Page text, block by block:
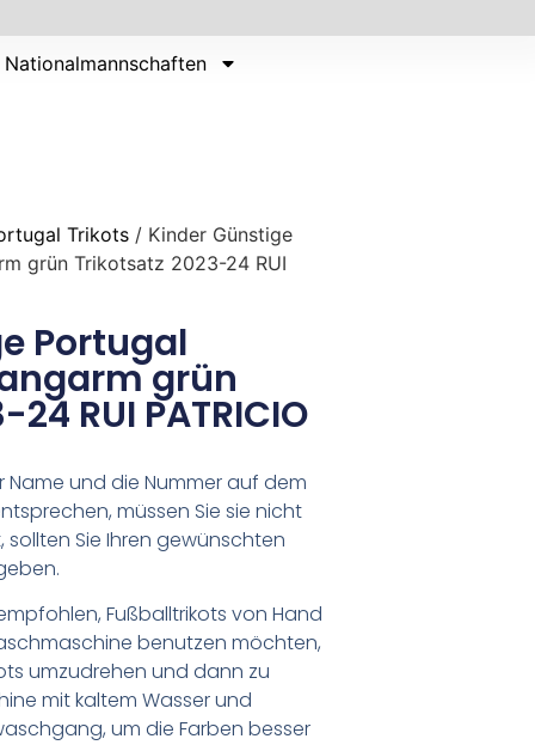
Nationalmannschaften
Trikots / Kinder Günstige
grün Trikotsatz 2023-24 RUI
Portugal
grün
RUI PATRICIO
Name und die Nummer auf dem
müssen Sie sie nicht
Sie Ihren gewünschten
Fußballtrikots von Hand
benutzen möchten,
umzudrehen und dann zu
mit kaltem Wasser und
um die Farben besser